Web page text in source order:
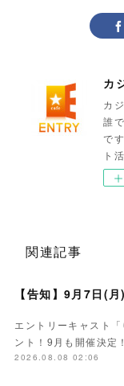
カ
誰
で
ト
関連記事
【告知】9月7日(
エントリーキャスト
ント！9月も開催決定
2026.08.08 02:06